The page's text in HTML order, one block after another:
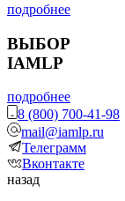
подробнее
ВЫБОР
IAMLP
подробнее
8 (800) 700-41-98
mail@iamlp.ru
Телеграмм
Вконтакте
назад